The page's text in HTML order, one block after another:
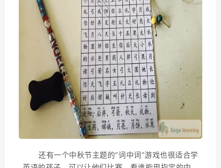
还有一个中秋节主题的“词中词”游戏也很适合学